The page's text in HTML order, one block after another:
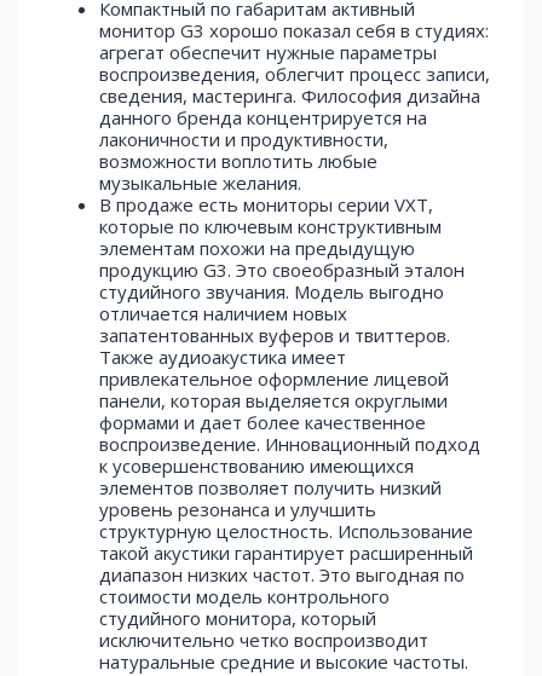
Компактный по габаритам активный
монитор G3 хорошо показал себя в студиях:
агрегат обеспечит нужные параметры
воспроизведения, облегчит процесс записи,
сведения, мастеринга. Философия дизайна
данного бренда концентрируется на
лаконичности и продуктивности,
возможности воплотить любые
музыкальные желания.
В продаже есть мониторы серии VXT,
которые по ключевым конструктивным
элементам похожи на предыдущую
продукцию G3. Это своеобразный эталон
студийного звучания. Модель выгодно
отличается наличием новых
запатентованных вуферов и твиттеров.
Также аудиоакустика имеет
привлекательное оформление лицевой
панели, которая выделяется округлыми
формами и дает более качественное
воспроизведение. Инновационный подход
к усовершенствованию имеющихся
элементов позволяет получить низкий
уровень резонанса и улучшить
структурную целостность. Использование
такой акустики гарантирует расширенный
диапазон низких частот. Это выгодная по
стоимости модель контрольного
студийного монитора, который
исключительно четко воспроизводит
натуральные средние и высокие частоты.